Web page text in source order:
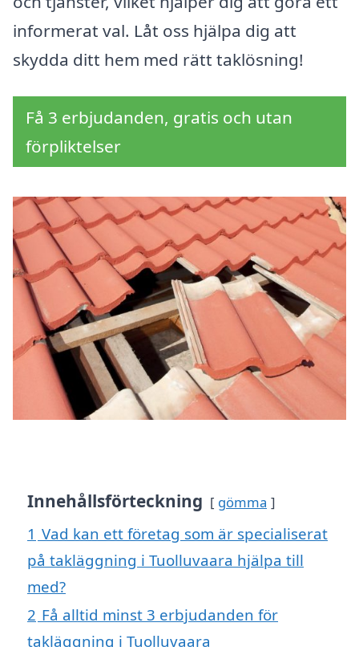
informerat val. Låt oss hjälpa dig att
skydda ditt hem med rätt taklösning!
Få 3 erbjudanden, gratis och utan
förpliktelser
Innehållsförteckning gömma
1 Vad kan ett företag som är specialiserat
på takläggning i Tuolluvaara hjälpa till
med?
2 Få alltid minst 3 erbjudanden för
takläggning i Tuolluvaara